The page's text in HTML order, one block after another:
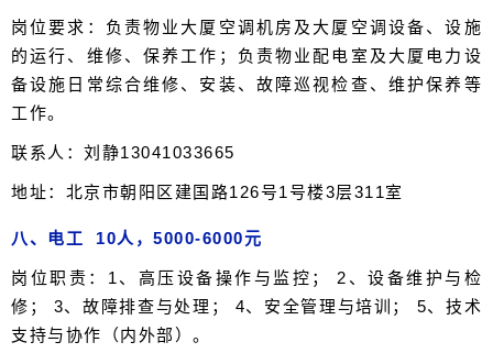
岗位要求：负责物业大厦空调机房及大厦空调设备、设施
的运行、维修、保养工作；负责物业配电室及大厦电力设
备设施日常综合维修、安装、故障巡视检查、维护保养等
工作。
联系人：刘静13041033665
地址：北京市朝阳区建国路126号1号楼3层311室
八、电工 10人，5000-6000元
岗位职责：1、高压设备操作与监控； 2、设备维护与检
修； 3、故障排查与处理； 4、安全管理与培训； 5、技术
支持与协作（内外部）。